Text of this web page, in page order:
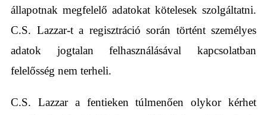
állapotnak megfelelő adatokat kötelesek szolgáltatni.
C.S. Lazzar-t a regisztráció során történt személyes
adatok jogtalan felhasználásával kapcsolatban
felelősség nem terheli.
C.S. Lazzar a fentieken túlmenően olykor kérhet